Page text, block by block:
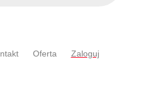
Oferta Zaloguj